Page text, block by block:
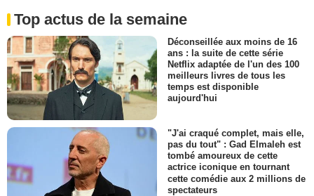
Top actus de la semaine
Déconseillée aux moins de 16
ans : la suite de cette série
Netflix adaptée de l'un des 100
meilleurs livres de tous les
temps est disponible
aujourd'hui
"J'ai craqué complet, mais elle,
pas du tout" : Gad Elmaleh est
tombé amoureux de cette
actrice iconique en tournant
cette comédie aux 2 millions de
spectateurs